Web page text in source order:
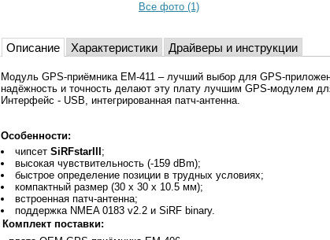
Все фото (1)
Описание Характеристики Драйверы и инструкции
Модуль GPS-приёмника EM-411 – лучший выбор для GPS-
надёжность и точность делают эту плату лучшим GPS-модулем
Интерфейс - USB, интегрированная патч-антенна.
Особенности:
чипсет SiRFstarIII ;
высокая чувствительность (-159 dBm);
быстрое определение позиции в трудных условиях;
компактный размер (30 x 30 x 10.5 мм);
встроенная патч-антенна;
поддержка NMEA 0183 v2.2 и SiRF binary.
Комплект поставки: